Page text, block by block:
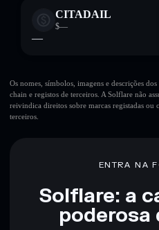
CITADAIL
$—
—
Os nomes, símbolos, imagens e descrições
chain e registos de terceiros. A Solflare não
reivindica direitos sobre marcas registadas
terceiros.
ENTRA NA
Solflare: a
poderosa